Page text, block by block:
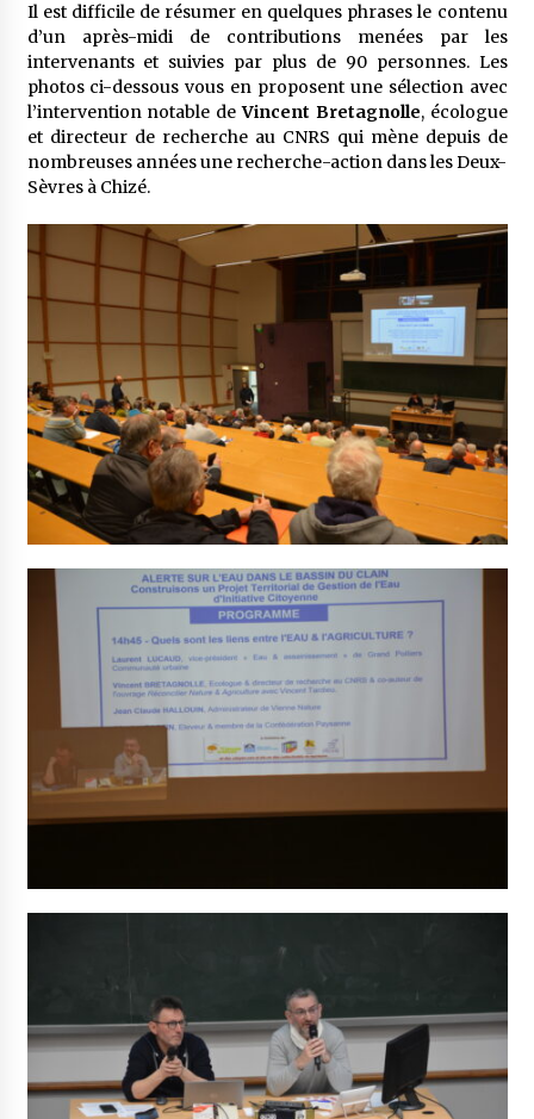
Il est difficile de résumer en quelques phrases le contenu
d’un après-midi de contributions menées par les
intervenants et suivies par plus de 90 personnes. Les
photos ci-dessous vous en proposent une sélection avec
l’intervention notable deVincent Bretagnolle, écologue
et directeur de recherche au CNRS qui mène depuis de
nombreuses années une recherche-action dans les Deux-
Sèvres à Chizé.